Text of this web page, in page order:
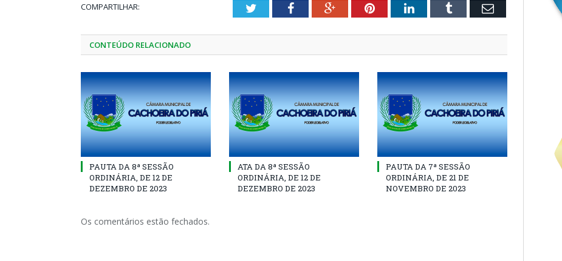
COMPARTILHAR: TwitterFacebookGoogle+PinterestLinkedInTumblr Email
CONTEÚDO RELACIONADO
PAUTA DA 8ª SESSÃO
ORDINÁRIA, DE 12 DE
DEZEMBRO DE 2023
ATA DA 8ª SESSÃO
ORDINÁRIA, DE 12 DE
DEZEMBRO DE 2023
PAUTA DA 7ª SESSÃO
ORDINÁRIA, DE 21 DE
NOVEMBRO DE 2023
Os comentários estão fechados.